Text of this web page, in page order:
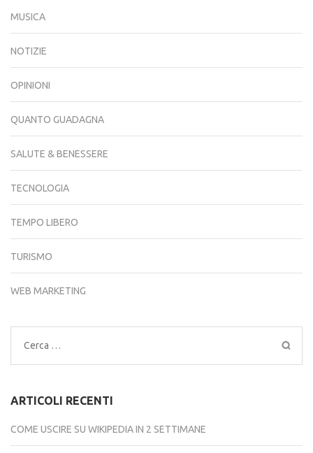
MUSICA
NOTIZIE
OPINIONI
QUANTO GUADAGNA
SALUTE & BENESSERE
TECNOLOGIA
TEMPO LIBERO
TURISMO
WEB MARKETING
Ricerca
per:
ARTICOLI RECENTI
COME USCIRE SU WIKIPEDIA IN 2 SETTIMANE